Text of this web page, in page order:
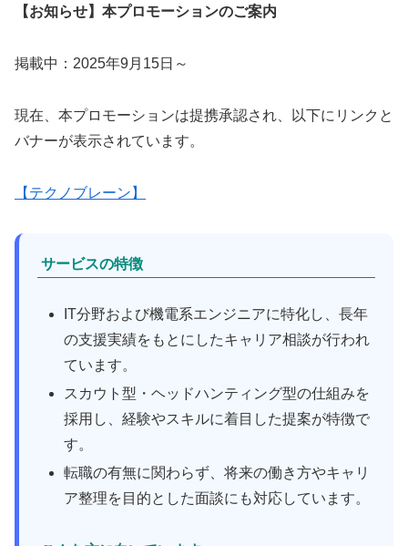
【お知らせ】本プロモーションのご案内
掲載中：2025年9月15日～
現在、本プロモーションは提携承認され、以下にリンクと
バナーが表示されています。
【テクノブレーン】
サービスの特徴
IT分野および機電系エンジニアに特化し、長年
の支援実績をもとにしたキャリア相談が行われ
ています。
スカウト型・ヘッドハンティング型の仕組みを
採用し、経験やスキルに着目した提案が特徴で
す。
転職の有無に関わらず、将来の働き方やキャリ
ア整理を目的とした面談にも対応しています。